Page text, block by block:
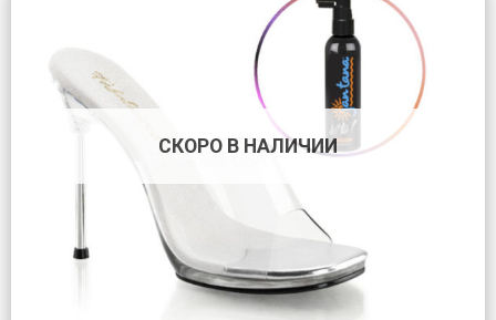
СКОРО В НАЛИЧИИ